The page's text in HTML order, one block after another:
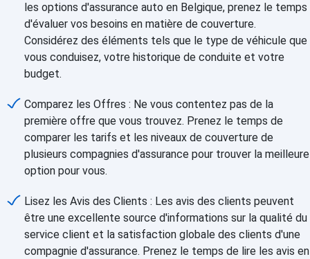
les options d'assurance auto en Belgique, prenez le temps
d'évaluer vos besoins en matière de couverture.
Considérez des éléments tels que le type de véhicule que
vous conduisez, votre historique de conduite et votre
budget.
Comparez les Offres : Ne vous contentez pas de la
première offre que vous trouvez. Prenez le temps de
comparer les tarifs et les niveaux de couverture de
plusieurs compagnies d'assurance pour trouver la meilleure
option pour vous.
Lisez les Avis des Clients : Les avis des clients peuvent
être une excellente source d'informations sur la qualité du
service client et la satisfaction globale des clients d'une
compagnie d'assurance. Prenez le temps de lire les avis en